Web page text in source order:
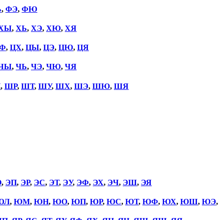
, ФЭ, ФЮ
, ХЬ, ХЭ, ХЮ, ХЯ
, ЦХ, ЦЫ, ЦЭ, ЦЮ, ЦЯ
, ЧЬ, ЧЭ, ЧЮ, ЧЯ
, ШР, ШТ, ШУ, ШХ, ШЭ, ШЮ, ШЯ
, ЭП, ЭР, ЭС, ЭТ, ЭУ, ЭФ, ЭХ, ЭЧ, ЭШ, ЭЯ
, ЮМ, ЮН, ЮО, ЮП, ЮР, ЮС, ЮТ, ЮФ, ЮХ, ЮШ, ЮЭ,